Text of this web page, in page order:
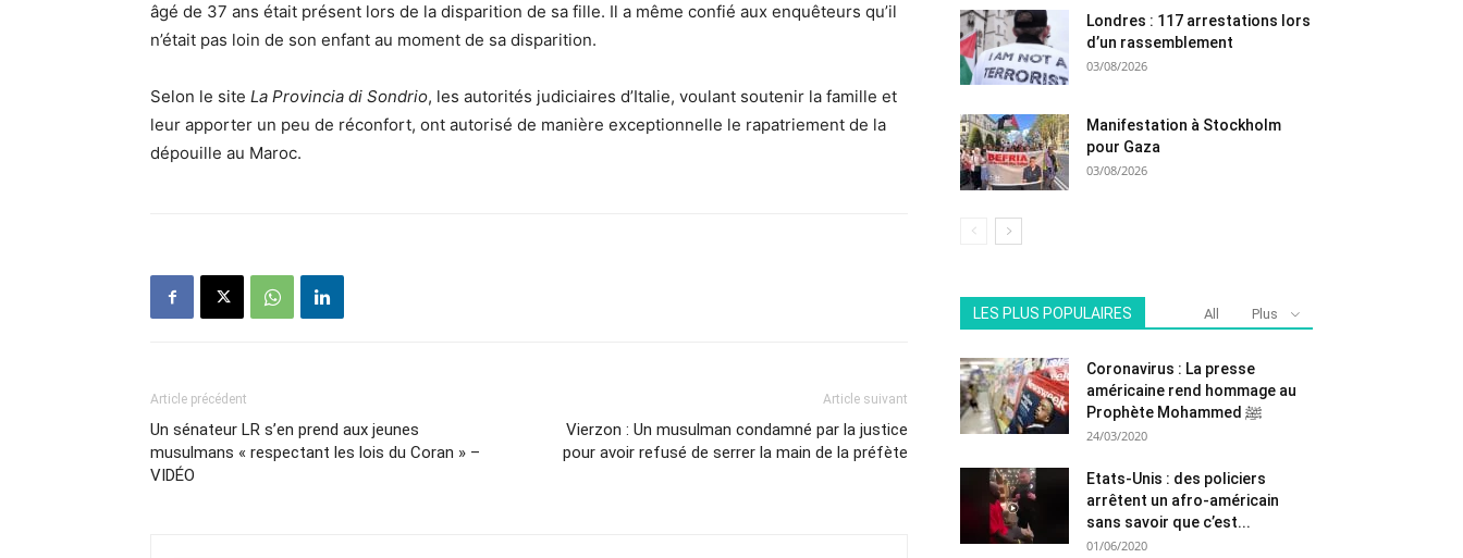
âgé de 37 ans était présent lors de la disparition de sa fille. Il a même confié aux enquêteurs qu’il
n’était pas loin de son enfant au moment de sa disparition.
Selon le site La Provincia di Sondrio, les autorités judiciaires d’Italie, voulant soutenir la famille et
leur apporter un peu de réconfort, ont autorisé de manière exceptionnelle le rapatriement de la
dépouille au Maroc.
Article précédent
Un sénateur LR s’en prend aux jeunes
musulmans « respectant les lois du Coran » –
VIDÉO
Article suivant
Vierzon : Un musulman condamné par la justice
pour avoir refusé de serrer la main de la préfète
Londres : 117 arrestations lors
d’un rassemblement
03/08/2026
Manifestation à Stockholm
pour Gaza
03/08/2026
LES PLUS POPULAIRES All Plus
Coronavirus : La presse
américaine rend hommage au
Prophète Mohammed ﷺ
24/03/2020
Etats-Unis : des policiers
arrêtent un afro-américain
sans savoir que c’est...
01/06/2020